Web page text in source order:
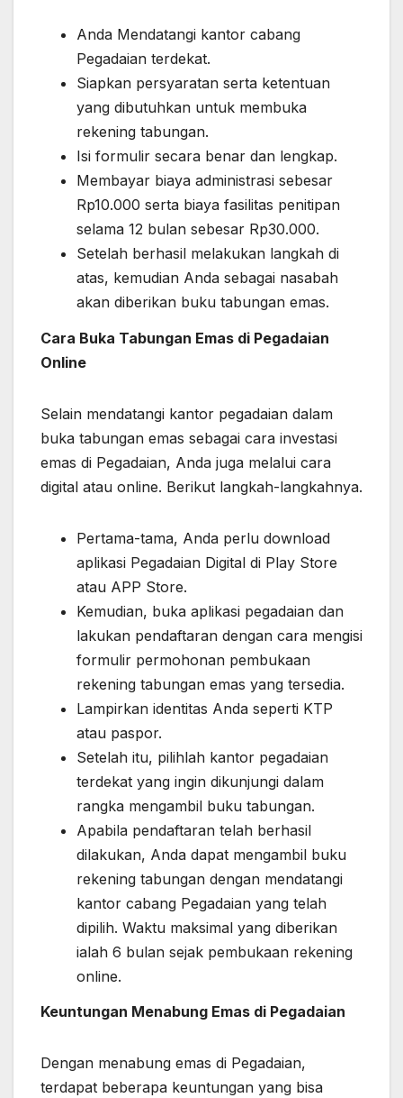
Anda Mendatangi kantor cabang
Pegadaian terdekat.
Siapkan persyaratan serta ketentuan
yang dibutuhkan untuk membuka
rekening tabungan.
Isi formulir secara benar dan lengkap.
Membayar biaya administrasi sebesar
Rp10.000 serta biaya fasilitas penitipan
selama 12 bulan sebesar Rp30.000.
Setelah berhasil melakukan langkah di
atas, kemudian Anda sebagai nasabah
akan diberikan buku tabungan emas.
Cara Buka Tabungan Emas di Pegadaian
Online
Selain mendatangi kantor pegadaian dalam
buka tabungan emas sebagai cara investasi
emas di Pegadaian, Anda juga melalui cara
digital atau online. Berikut langkah-langkahnya.
Pertama-tama, Anda perlu download
aplikasi Pegadaian Digital di Play Store
atau APP Store.
Kemudian, buka aplikasi pegadaian dan
lakukan pendaftaran dengan cara mengisi
formulir permohonan pembukaan
rekening tabungan emas yang tersedia.
Lampirkan identitas Anda seperti KTP
atau paspor.
Setelah itu, pilihlah kantor pegadaian
terdekat yang ingin dikunjungi dalam
rangka mengambil buku tabungan.
Apabila pendaftaran telah berhasil
dilakukan, Anda dapat mengambil buku
rekening tabungan dengan mendatangi
kantor cabang Pegadaian yang telah
dipilih. Waktu maksimal yang diberikan
ialah 6 bulan sejak pembukaan rekening
online.
Keuntungan Menabung Emas di Pegadaian
Dengan menabung emas di Pegadaian,
terdapat beberapa keuntungan yang bisa